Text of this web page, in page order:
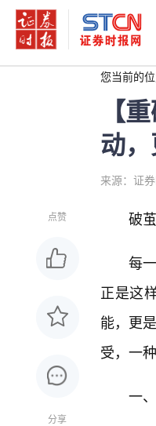
您当前的位
【
动，
来源：证
点赞
分享
破
每
正是这
能，更
受，一
一